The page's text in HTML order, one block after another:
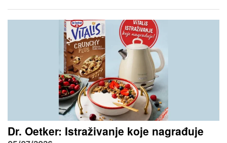
Dr. Oetker: Istraživanje koje nagrađuje